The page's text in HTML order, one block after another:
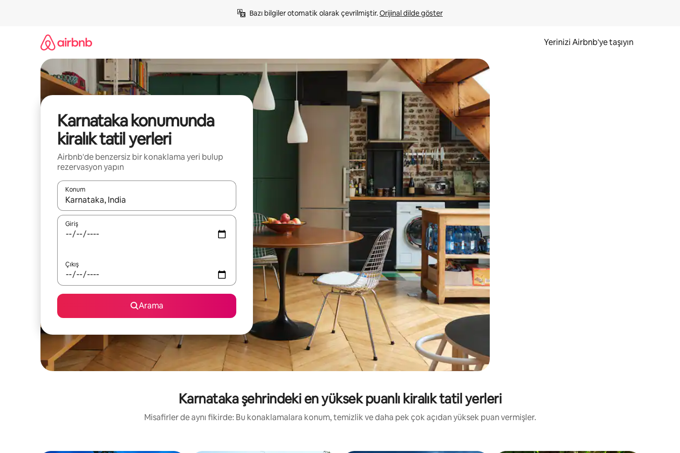
Bazı bilgiler otomatik olarak çevrilmiştir. Orijinal dilde göster
Yerinizi Airbnb'ye taşıyın
Karnataka konumunda
kiralık tatil yerleri
Airbnb'de benzersiz bir konaklama yeri bulup
rezervasyon yapın
Konum
Sonuçlar kullanılabilir olduğunda yukarı ve aşağı oklarıyla gezinin veya dokunarak ya da kaydırma hareketleriyle keşfedin.
Giriş
Çıkış
Arama
Karnataka şehrindeki en yüksek puanlı kiralık tatil yerleri
Misafirler de aynı fikirde: Bu konaklamalara konum, temizlik ve daha pek çok açıdan yüksek puan vermişler.